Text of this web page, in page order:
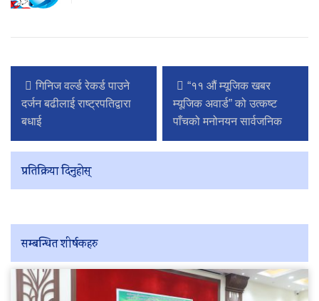
गिनिज वर्ल्ड रेकर्ड पाउने
दर्जन बढीलाई राष्ट्रपतिद्वारा
बधाई
“११ औं म्यूजिक खबर
म्यूजिक अवार्ड” को उत्कष्ट
पाँचको मनोनयन सार्वजनिक
प्रतिक्रिया दिनुहोस्
सम्बन्धित शीर्षकहरु